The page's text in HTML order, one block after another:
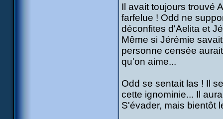
Il avait toujours trouvé
farfelue ! Odd ne
déconfites d'Aelita et
Même si Jérémie
personne censée
qu'on aime...
Odd se sentait las ! Il
cette ignominie... Il
S'évader, mais bientôt